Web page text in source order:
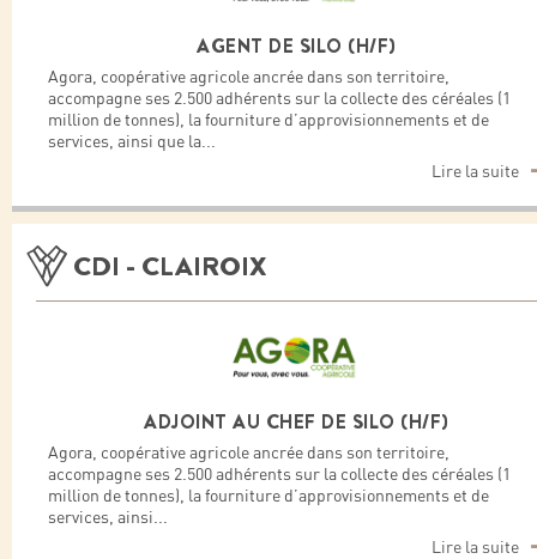
AGENT DE SILO (H/F)
Agora, coopérative agricole ancrée dans son territoire,
accompagne ses 2.500 adhérents sur la collecte des céréales (1
million de tonnes), la fourniture d’approvisionnements et de
services, ainsi que la...
Lire la suite
CDI - CLAIROIX
ADJOINT AU CHEF DE SILO (H/F)
Agora, coopérative agricole ancrée dans son territoire,
accompagne ses 2.500 adhérents sur la collecte des céréales (1
million de tonnes), la fourniture d’approvisionnements et de
services, ainsi...
Lire la suite